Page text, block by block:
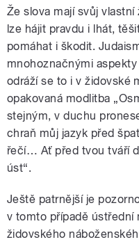
Že slova mají svůj
lze hájit pravdu i lhát,
pomáhat i škodit.
mnohoznačnými
odráží se to i v židovské
opakovaná modlitba
stejným, v duchu
chraň můj jazyk před
řečí… Ať před tvou tváří
úst“.
Ještě patrnější je
v tomto případě ústřední
židovského